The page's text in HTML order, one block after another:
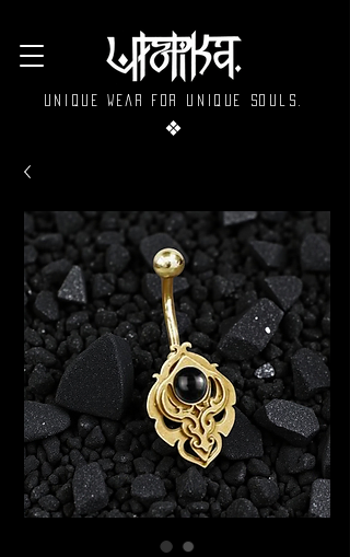
Unique wear for unique souls.
❖